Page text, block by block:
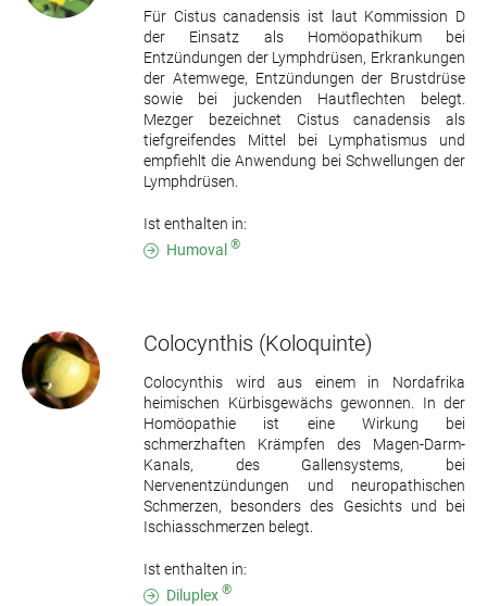
Für Cistus canadensis ist laut Kommission D
der Einsatz als Homöopathikum bei
Entzündungen der Lymphdrüsen, Erkrankungen
der Atemwege, Entzündungen der Brustdrüse
sowie bei juckenden Hautflechten belegt.
Mezger bezeichnet Cistus canadensis als
tiefgreifendes Mittel bei Lymphatismus und
empfiehlt die Anwendung bei Schwellungen der
Lymphdrüsen.
Ist enthalten in:
Humoval ®
Colocynthis (Koloquinte)
Colocynthis wird aus einem in Nordafrika
heimischen Kürbisgewächs gewonnen. In der
Homöopathie ist eine Wirkung bei
schmerzhaften Krämpfen des Magen-Darm-
Kanals, des Gallensystems, bei
Nervenentzündungen und neuropathischen
Schmerzen, besonders des Gesichts und bei
Ischiasschmerzen belegt.
Ist enthalten in:
Diluplex ®